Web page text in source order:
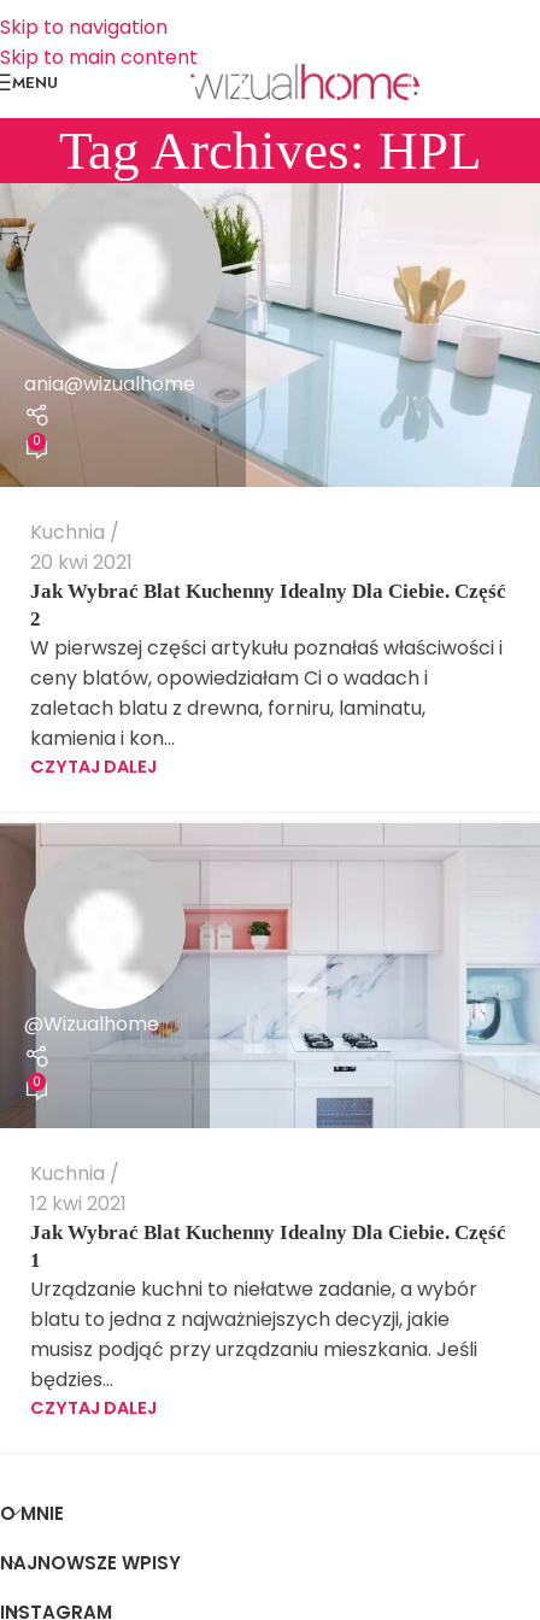
Skip to navigation
Skip to main content
MENU
Tag Archives: HPL
ania@wizualhome
0
Kuchnia
20 kwi 2021
Jak Wybrać Blat Kuchenny Idealny Dla Ciebie. Część
2
W pierwszej części artykułu poznałaś właściwości i
ceny blatów, opowiedziałam Ci o wadach i
zaletach blatu z drewna, forniru, laminatu,
kamienia i kon...
CZYTAJ DALEJ
@Wizualhome
0
Kuchnia
12 kwi 2021
Jak Wybrać Blat Kuchenny Idealny Dla Ciebie. Część
1
Urządzanie kuchni to niełatwe zadanie, a wybór
blatu to jedna z najważniejszych decyzji, jakie
musisz podjąć przy urządzaniu mieszkania. Jeśli
będzies...
CZYTAJ DALEJ
O MNIE
NAJNOWSZE WPISY
INSTAGRAM